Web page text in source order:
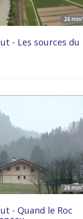
26 min'
- Les sources du
26 min'
- Quand le Roc